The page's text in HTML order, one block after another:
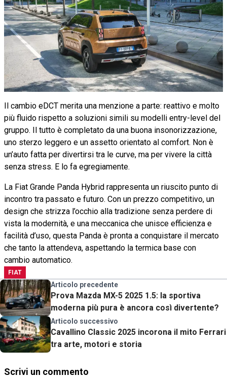
Il cambio eDCT merita una menzione a parte: reattivo e molto
più fluido rispetto a soluzioni simili su modelli entry-level del
gruppo. Il tutto è completato da una buona insonorizzazione,
uno sterzo leggero e un assetto orientato al comfort. Non è
un’auto fatta per divertirsi tra le curve, ma per vivere la città
senza stress. E lo fa egregiamente.
La Fiat Grande Panda Hybrid rappresenta un riuscito punto di
incontro tra passato e futuro. Con un prezzo competitivo, un
design che strizza l’occhio alla tradizione senza perdere di
vista la modernità, e una meccanica che unisce efficienza e
facilità d’uso, questa Panda è pronta a conquistare il mercato
che tanto la attendeva, aspettando la termica base con
cambio automatico.
FIAT
Articolo precedente
Prova Mazda MX-5 2025 1.5: la sportiva
moderna più pura è ancora così divertente?
Articolo successivo
Cavallino Classic 2025 incorona il mito Ferrari
tra arte, motori e storia
Scrivi un commento